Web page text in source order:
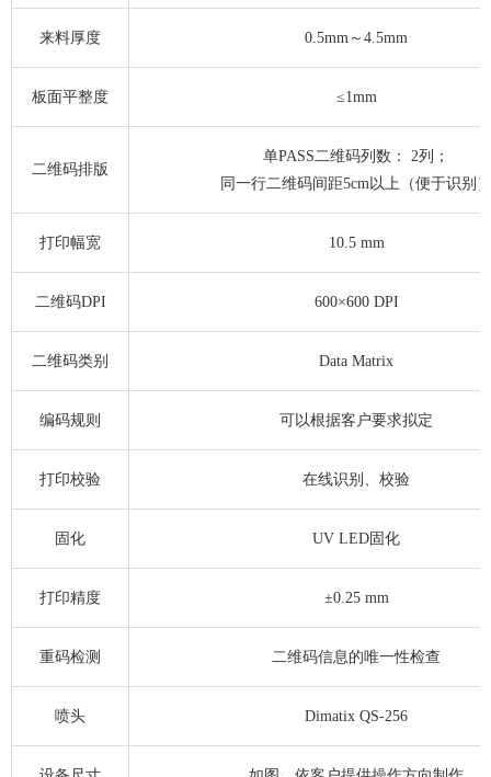
来料厚度 0.5mm～4.5mm
板面平整度 ≤1mm
二维码排版
单PASS二维码列数： 2列；
同一行二维码间距5cm以上（便于识别）
打印幅宽 10.5 mm
二维码DPI 600×600 DPI
二维码类别 Data Matrix
编码规则 可以根据客户要求拟定
打印校验 在线识别、校验
固化 UV LED固化
打印精度 ±0.25 mm
重码检测 二维码信息的唯一性检查
喷头 Dimatix QS-256